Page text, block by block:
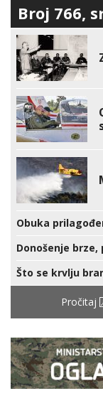
Broj 766,
Obuka
Donošenje
Što se krvlju
Pročitaj